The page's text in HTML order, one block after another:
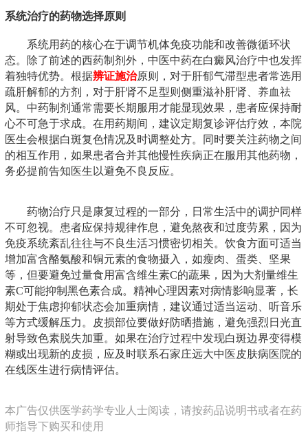
系统治疗的药物选择原则
系统用药的核心在于调节机体免疫功能和改善微循环状
态。除了前述的西药制剂外，中医中药在白癜风治疗中也发挥
着独特优势。根据辨证施治原则，对于肝郁气滞型患者常选用
疏肝解郁的方剂，对于肝肾不足型则侧重滋补肝肾、养血祛
风。中药制剂通常需要长期服用才能显现效果，患者应保持耐
心不可急于求成。在用药期间，建议定期复诊评估疗效，本院
医生会根据白斑复色情况及时调整处方。同时要关注药物之间
的相互作用，如果患者合并其他慢性疾病正在服用其他药物，
务必提前告知医生以避免不良反应。
药物治疗只是康复过程的一部分，日常生活中的调护同样
不可忽视。患者应保持规律作息，避免熬夜和过度劳累，因为
免疫系统紊乱往往与不良生活习惯密切相关。饮食方面可适当
增加富含酪氨酸和铜元素的食物摄入，如瘦肉、蛋类、坚果
等，但要避免过量食用富含维生素C的蔬果，因为大剂量维生
素C可能抑制黑色素合成。精神心理因素对病情影响显著，长
期处于焦虑抑郁状态会加重病情，建议通过适当运动、听音乐
等方式缓解压力。皮损部位要做好防晒措施，避免强烈日光直
射导致色素脱失加重。如果在治疗过程中发现白斑边界变得模
糊或出现新的皮损，应及时联系石家庄远大中医皮肤病医院的
在线医生进行病情评估。
本广告仅供医学药学专业人士阅读，请按药品说明书或者在药
师指导下购买和使用